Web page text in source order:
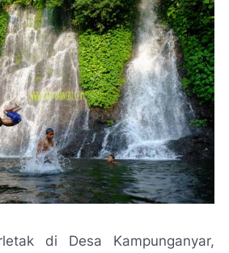
di Desa Kampunganyar,